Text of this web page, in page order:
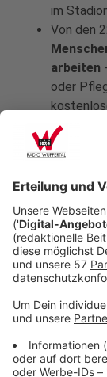
im
Von den
arbeiten
oder
Vorfeld
19
An der
und
die
In den
häufig im
Tampa
Super